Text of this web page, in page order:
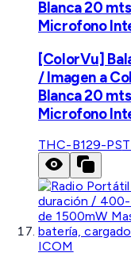
Blanca 20
Microfono
[ColorVu]
/ Imagen a
Blanca 20
Microfono
THC-B129-PS
ICOM